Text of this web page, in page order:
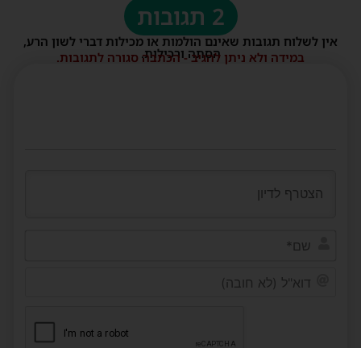
2 תגובות
אין לשלוח תגובות שאינם הולמות או מכילות דברי לשון הרע,
הסתה ורכילות.
במידה ולא ניתן להגיב - הכתבה סגורה לתגובות.